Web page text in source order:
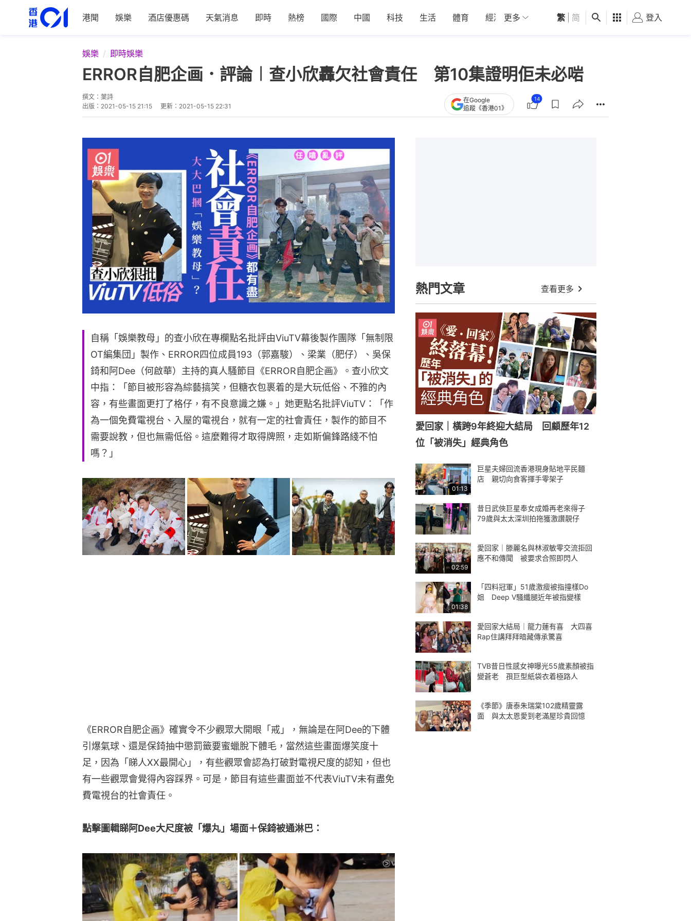
港聞 娛樂 酒店優惠碼 天氣消息 即時 熱榜 國際 中國 科技 生活 體育 經濟 01深圳 觀點 健康 好食玩飛
更多 繁 简 登入
娛樂 即時娛樂
ERROR自肥企画．評論︱查小欣轟欠社會責任 第10集證明佢未必啱
撰文： 葉詩
出版： 2021-05-15 21:15 更新： 2021-05-15 22:31
在Google
追蹤《香港01》
14
自稱「娛樂教母」的查小欣在專欄點名批評由ViuTV幕後製作團隊「無制限
OT編集団」製作、ERROR四位成員193（郭嘉駿）、梁業（肥仔）、吳保
錡和阿Dee（何啟華）主持的真人騷節目《ERROR自肥企画》。查小欣文
中指：「節目被形容為綜藝搞笑，但糖衣包裹着的是大玩低俗、不雅的內
容，有些畫面更打了格仔，有不良意識之嫌。」她更點名批評ViuTV：「作
為一個免費電視台、入屋的電視台，就有一定的社會責任，製作的節目不
需要說教，但也無需低俗。這麼難得才取得牌照，走如斯偏鋒路綫不怕
嗎？」
《ERROR自肥企画》確實令不少觀眾大開眼「戒」，無論是在阿Dee的下體
引爆氣球、還是保錡抽中懲罰籤要蜜蠟脫下體毛，當然這些畫面爆笑度十
足，因為「睇人XX最開心」，有些觀眾會認為打破對電視尺度的認知，但也
有一些觀眾會覺得內容踩界。可是，節目有這些畫面並不代表ViuTV未有盡免
費電視台的社會責任。
點擊圖輯睇阿Dee大尺度被「爆丸」場面＋保錡被通淋巴：
熱門文章 查看更多
愛回家｜橫跨9年終迎大結局 回顧歷年12
位「被消失」經典角色
01:13
巨星夫婦回流香港現身貼地平民麵
店 親切向食客揮手零架子
昔日武俠巨星奉女成婚再老來得子
79歲與太太深圳拍拖獲激讚靚仔
02:59
愛回家｜滕麗名與林淑敏零交流拒回
應不和傳聞 被要求合照即閃人
01:38
「四料冠軍」51歲激瘦被指撞樣Do
姐 Deep V騷纖腿近年被指變樣
愛回家大結局｜龍力蓮有喜 大四喜
Rap住講拜拜暗藏傳承驚喜
TVB昔日性感女神曝光55歲素顏被指
變蒼老 孭巨型紙袋衣着極路人
《季節》唐泰朱瑞棠102歲精靈露
面 與太太恩愛到老滿屋珍貴回憶